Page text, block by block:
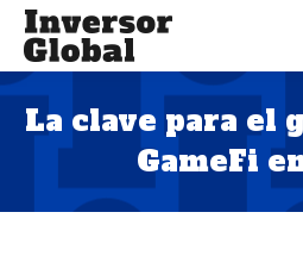
La clave para el
GameFi